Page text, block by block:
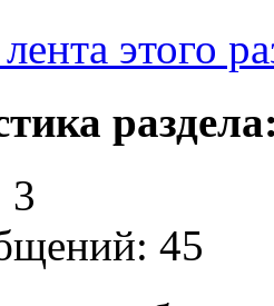
этого
3
45